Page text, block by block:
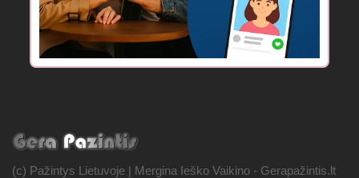
(c) Pažintys Lietuvoje | Mergina Ieško Vaikino - Gerapažintis.lt